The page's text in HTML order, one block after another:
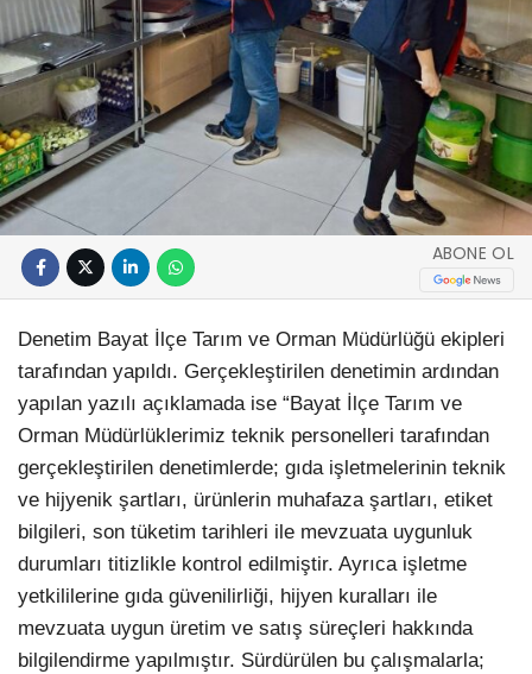
ABONE OL
Denetim Bayat İlçe Tarım ve Orman Müdürlüğü ekipleri
tarafından yapıldı. Gerçekleştirilen denetimin ardından
yapılan yazılı açıklamada ise “Bayat İlçe Tarım ve
Orman Müdürlüklerimiz teknik personelleri tarafından
gerçekleştirilen denetimlerde; gıda işletmelerinin teknik
ve hijyenik şartları, ürünlerin muhafaza şartları, etiket
bilgileri, son tüketim tarihleri ile mevzuata uygunluk
durumları titizlikle kontrol edilmiştir. Ayrıca işletme
yetkililerine gıda güvenilirliği, hijyen kuralları ile
mevzuata uygun üretim ve satış süreçleri hakkında
bilgilendirme yapılmıştır. Sürdürülen bu çalışmalarla;